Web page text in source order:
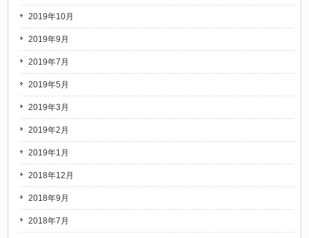
2019年10月
2019年9月
2019年7月
2019年5月
2019年3月
2019年2月
2019年1月
2018年12月
2018年9月
2018年7月